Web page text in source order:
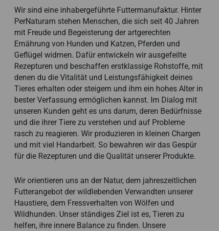
Wir sind eine inhabergeführte Futtermanufaktur. Hinter
PerNaturam stehen Menschen, die sich seit 40 Jahren
mit Freude und Begeisterung der artgerechten
Ernährung von Hunden und Katzen, Pferden und
Geflügel widmen. Dafür entwickeln wir ausgefeilte
Rezepturen und beschaffen erstklassige Rohstoffe, mit
denen du die Vitalität und Leistungsfähigkeit deines
Tieres erhalten oder steigern und ihm ein hohes Alter in
bester Verfassung ermöglichen kannst. Im Dialog mit
unseren Kunden geht es uns darum, deren Bedürfnisse
und die ihrer Tiere zu verstehen und auf Probleme
rasch zu reagieren. Wir produzieren in kleinen Chargen
und mit viel Handarbeit. So bewahren wir das Gespür
für die Rezepturen und die Qualität unserer Produkte.
Wir orientieren uns an der Natur, dem jahreszeitlichen
Futterangebot der wildlebenden Verwandten unserer
Haustiere, dem Fressverhalten von Wölfen und
Wildhunden. Unser ständiges Ziel ist es, Tieren zu
helfen, ihre innere Balance zu finden. Unsere